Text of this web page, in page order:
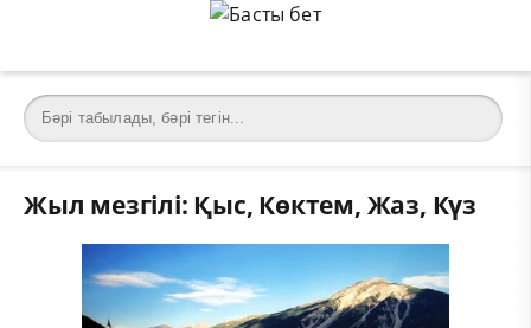
Жыл мезгілі: Қыс, Көктем, Жаз, Күз